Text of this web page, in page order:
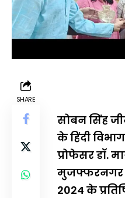
SHARE
सोबन सिंह
के हिंदी
प्रोफेसर डॉ.
मुजफ्फरनगर
2024 के